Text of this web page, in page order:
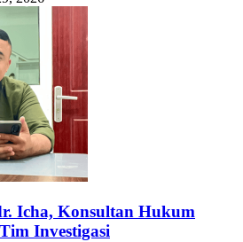
Icha, Konsultan Hukum
Investigasi